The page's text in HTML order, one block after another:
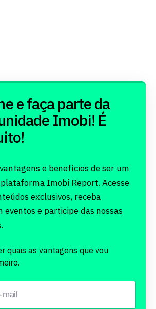
e faça parte da
Imobi! É
e benefícios de ser um
Imobi Report. Acesse
exclusivos, receba
eventos e participe das nossas
quais as vantagens que vou